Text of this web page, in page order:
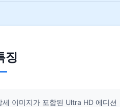
징
세 이미지가 포함된 Ultra HD 에디션